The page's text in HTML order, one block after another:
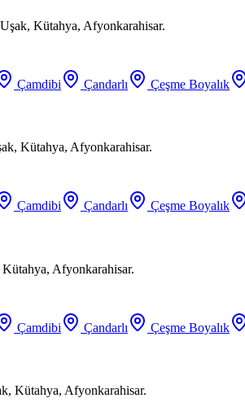
Kütahya, Afyonkarahisar.
Çamdibi Çandarlı Çeşme Boyalık
Kütahya, Afyonkarahisar.
Çamdibi Çandarlı Çeşme Boyalık
Afyonkarahisar.
Çamdibi Çandarlı Çeşme Boyalık
Kütahya, Afyonkarahisar.